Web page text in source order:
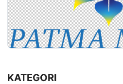
KATEGORI